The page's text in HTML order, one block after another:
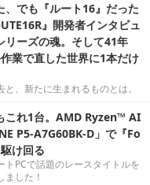
でも『ルート16』だった
』開発者インタビュ
リーズの魂。そして41年
業で直した世界に1本だけ
、新たに生まれるものとは。
これ1台。AMD Ryzen™ AI
P5-A7G60BK-D」で『Fo
け回る
PCで話題のレースタイトルを
した！